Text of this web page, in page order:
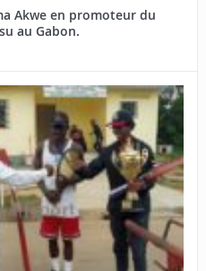
Akwe en promoteur du
au Gabon.